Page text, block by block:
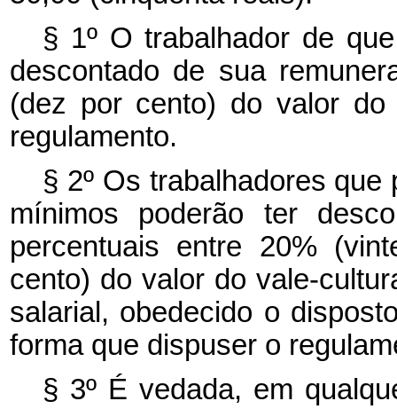
§ 1º O trabalhador de
descontado de sua
(dez por cento) do valor do
regulamento.
§ 2º Os trabalhadores
mínimos poderão ter
percentuais entre 20%
cento) do valor do vale-
salarial, obedecido o
forma que dispuser o
§ 3º É vedada, em